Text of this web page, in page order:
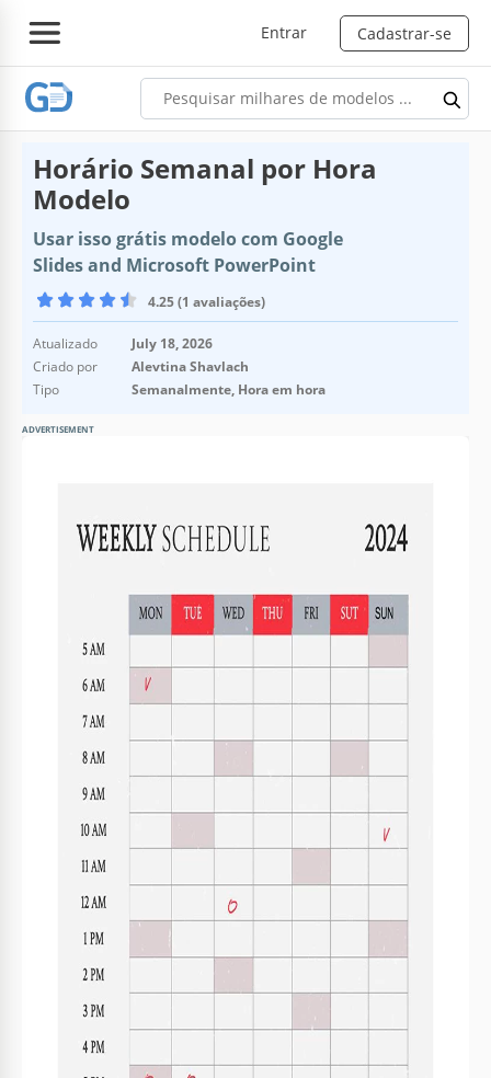
Entrar Cadastrar-se
Horário Semanal por Hora
Modelo
Usar isso grátis modelo com Google
Slides and Microsoft PowerPoint
4.25 (1 avaliações)
Atualizado
July 18, 2026
Criado por
Alevtina Shavlach
Tipo
Semanalmente, Hora em hora
ADVERTISEMENT